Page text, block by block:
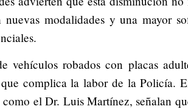
nuevas modalidades y una mayor
vehículos robados con placas
complica la labor de la Policía.
el Dr. Luis Martínez, señalan